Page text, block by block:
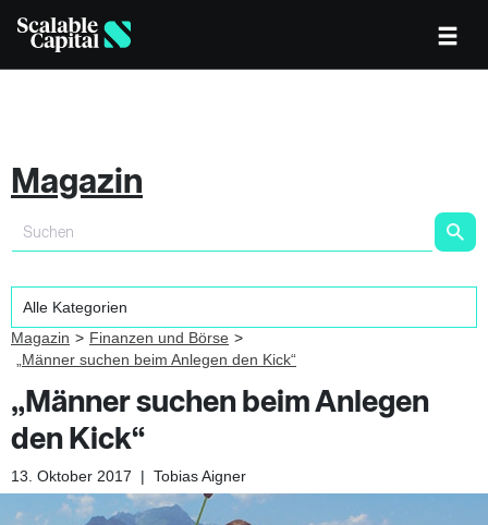
Magazin
Magazin
Finanzen und Börse
„Männer suchen beim Anlegen den Kick“
„Männer suchen beim Anlegen
den Kick“
13. Oktober 2017 | Tobias Aigner